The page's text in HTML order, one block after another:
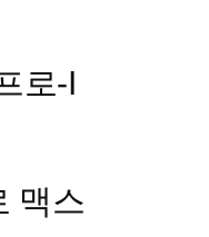
로-I
맥스